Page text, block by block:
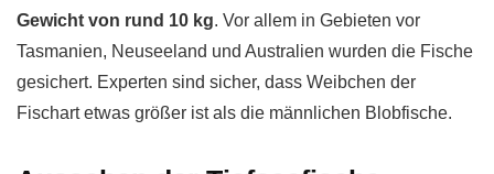
Gewicht von rund 10 kg. Vor allem in Gebieten vor
Tasmanien, Neuseeland und Australien wurden die Fische
gesichert. Experten sind sicher, dass Weibchen der
Fischart etwas größer ist als die männlichen Blobfische.